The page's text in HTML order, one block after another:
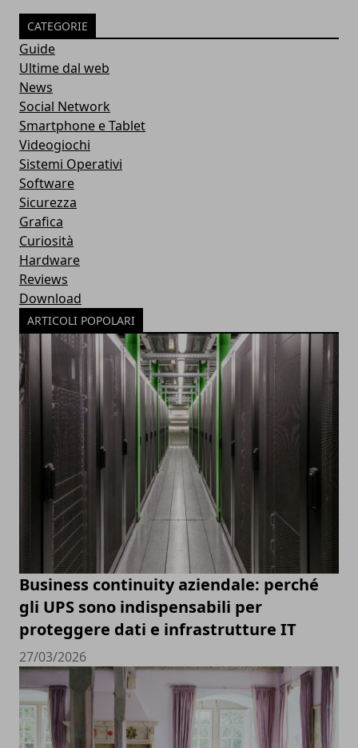
CATEGORIE
Guide
Ultime dal web
News
Social Network
Smartphone e Tablet
Videogiochi
Sistemi Operativi
Software
Sicurezza
Grafica
Curiosità
Hardware
Reviews
Download
ARTICOLI POPOLARI
Business continuity aziendale: perché
gli UPS sono indispensabili per
proteggere dati e infrastrutture IT
27/03/2026